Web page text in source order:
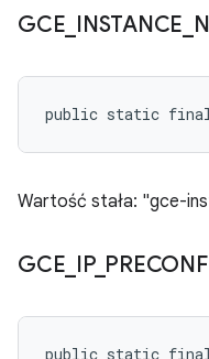
GCE INSTANCE
public static final
Wartość stała: "gce-
GCE IP_
public static final